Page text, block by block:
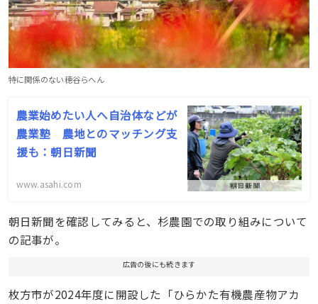
特に関係のない穂谷らへん
農業始めたい人へ自治体などが
農業塾 農地とのマッチング支
援も：朝日新聞
www.asahi.com
朝日新聞を確認してみると、杉農園での取り組みについて
の記事が。
広告の後にも続きます
枚方市が2024年度に開設した「ひらかた有機農産物アカ